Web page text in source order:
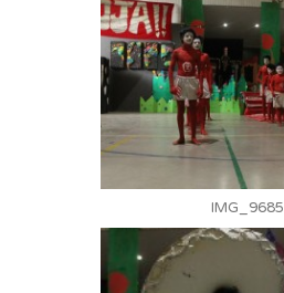
IMG_9685